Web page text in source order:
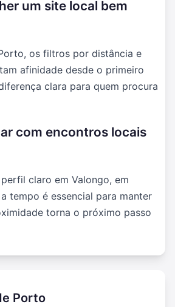
um site local bem
os filtros por distância e
afinidade desde o primeiro
clara para quem procura
com encontros locais
claro em Valongo, em
tempo é essencial para manter
torna o próximo passo
Porto